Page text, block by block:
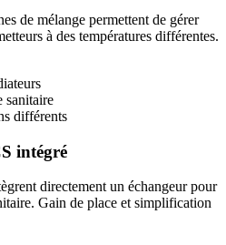
de mélange permettent de gérer
à des températures différentes.
sanitaire
différents
intégré
directement un échangeur pour
Gain de place et simplification